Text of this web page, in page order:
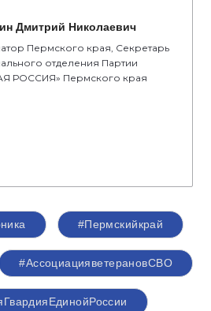
Дмитрий Николаевич
Пермского края, Секретарь
отделения Партии
РОССИЯ» Пермского края
#Пермскийкрай
#АссоциацияветерановСВО